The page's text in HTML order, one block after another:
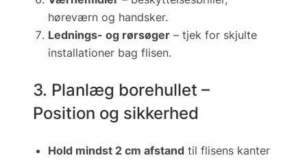
høreværn og handsker.
Lednings- og rørsøger – tjek for skjulte
installationer bag flisen.
3. Planlæg borehullet –
Position og sikkerhed
Hold mindst 2 cm afstand til flisens kanter